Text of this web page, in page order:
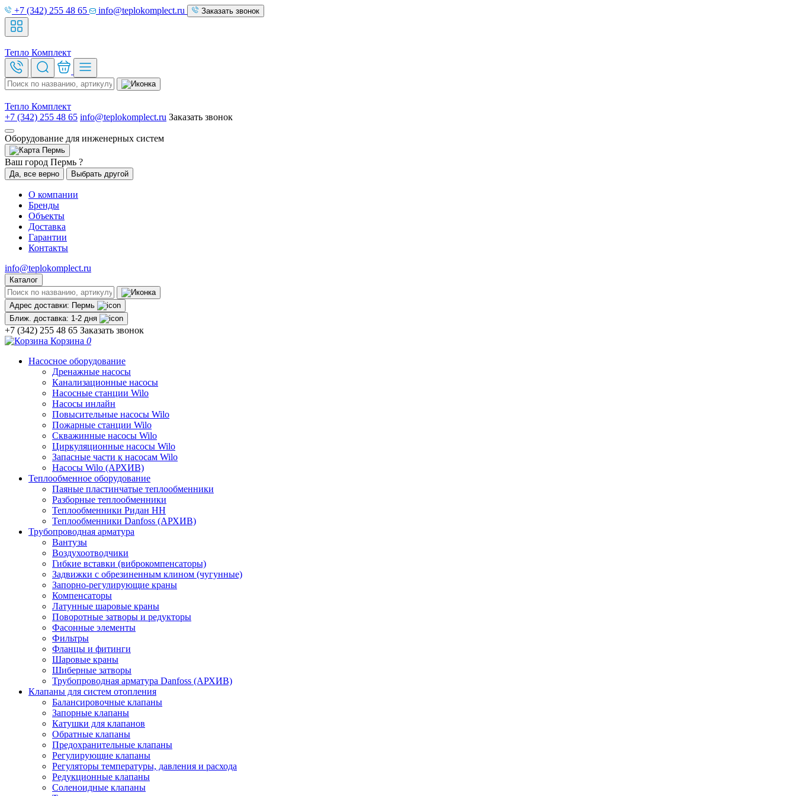
+7 (342) 255 48 65 info@teplokomplect.ru Заказать звонок
Тепло Комплект
Тепло Комплект
+7 (342) 255 48 65 info@teplokomplect.ru Заказать звонок
Оборудование для инженерных систем
Пермь
Ваш город Пермь ?
Да, все верно Выбрать другой
О компании
Бренды
Объекты
Доставка
Гарантии
Контакты
info@teplokomplect.ru
Каталог
Адрес доставки: Пермь
Ближ. доставка: 1-2 дня
+7 (342) 255 48 65 Заказать звонок
Корзина 0
Насосное оборудование
Дренажные насосы
Канализационные насосы
Насосные станции Wilo
Насосы инлайн
Повысительные насосы Wilo
Пожарные станции Wilo
Скважинные насосы Wilo
Циркуляционные насосы Wilo
Запасные части к насосам Wilo
Насосы Wilo (АРХИВ)
Теплообменное оборудование
Паяные пластинчатые теплообменники
Разборные теплообменники
Теплообменники Ридан НН
Теплообменники Danfoss (АРХИВ)
Трубопроводная арматура
Вантузы
Воздухоотводчики
Гибкие вставки (виброкомпенсаторы)
Задвижки с обрезиненным клином (чугунные)
Запорно-регулирующие краны
Компенсаторы
Латунные шаровые краны
Поворотные затворы и редукторы
Фасонные элементы
Фильтры
Фланцы и фитинги
Шаровые краны
Шиберные затворы
Трубопроводная арматура Danfoss (АРХИВ)
Клапаны для систем отопления
Балансировочные клапаны
Запорные клапаны
Катушки для клапанов
Обратные клапаны
Предохранительные клапаны
Регулирующие клапаны
Регуляторы температуры, давления и расхода
Редукционные клапаны
Соленоидные клапаны